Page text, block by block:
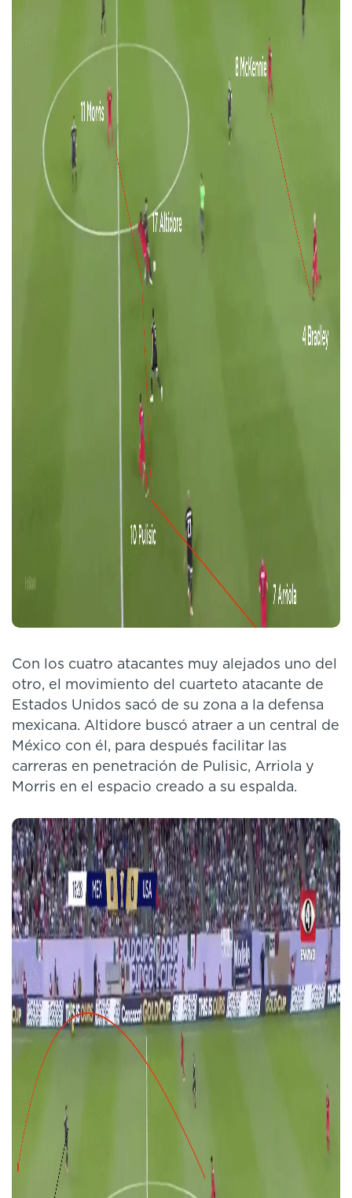
Con los cuatro atacantes muy alejados uno del
otro, el movimiento del cuarteto atacante de
Estados Unidos sacó de su zona a la defensa
mexicana. Altidore buscó atraer a un central de
México con él, para después facilitar las
carreras en penetración de Pulisic, Arriola y
Morris en el espacio creado a su espalda.